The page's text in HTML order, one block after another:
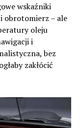
wskaźniki
obrotomierz – ale
oleju
i
bez
zakłócić